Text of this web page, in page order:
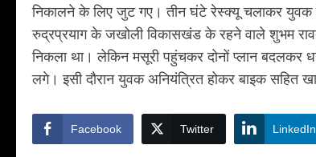
निकालने के लिए जुट गए। तीन घंटे रेस्क्यू चलाकर युवक
रुद्रप्रयाग के जखोली विकासखंड के रहने वाले शुभम
निकला था। लेकिन मसूरी पहुंचकर दोनों प्लान बदलकर
लगे। इसी दौरान युवक अनियंत्रित होकर बाइक सहित
Facebook Twitter LinkedIn